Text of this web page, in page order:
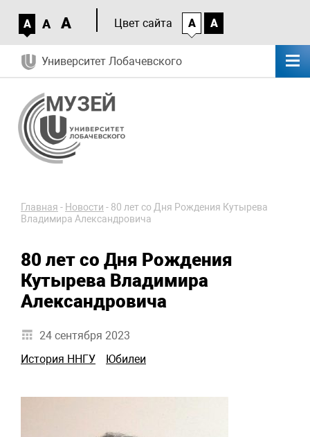
A A A Цвет сайта A A
Университет Лобачевского
Главная - Новости - 80 лет со Дня Рождения Кутырева
Владимира Александровича
80 лет со Дня Рождения
Кутырева Владимира
Александровича
24 сентября 2023
История ННГУ
Юбилеи